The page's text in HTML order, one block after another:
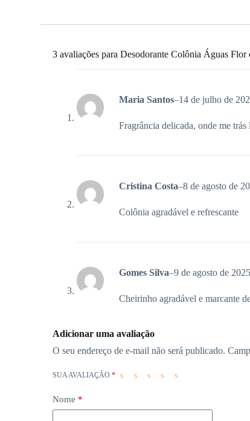
3 avaliações paraDesodorante Colônia Águas
Maria Santos–14 de julho de
Fragrância delicada, onde me trás
Cristina Costa–8 de agosto de
Colônia agradável e refrescante
Gomes Silva–9 de agosto de 2025
Cheirinho agradável e marcante
Adicionar uma avaliação
O seu endereço de e-mail não será publicado.
SUA AVALIAÇÃO*
Nome *